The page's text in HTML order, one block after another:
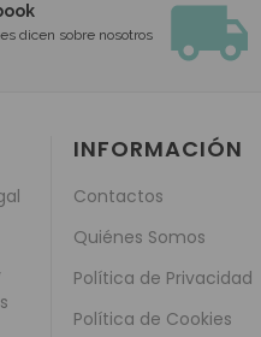
dicen sobre nosotros
INFORMACIÓN
Contactos
Quiénes Somos
Política de Privacidad
Política de Cookies